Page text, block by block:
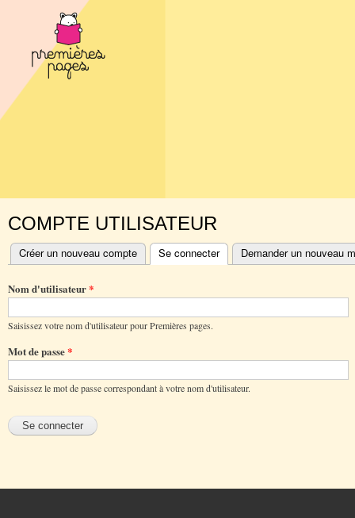
COMPTE UTILISATEUR
Onglets
principaux
Créer un nouveau compte Se connecter(onglet actif)
Demander un nouveau
Nom d'utilisateur*
Saisissez votre nom d'utilisateur pour Premières pages.
Mot de passe*
Saisissez le mot de passe correspondant à votre nom d'utilisateur.